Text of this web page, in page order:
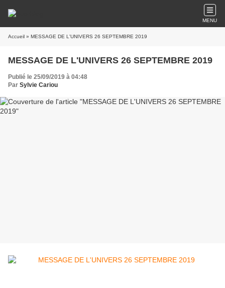
MENU
Accueil » MESSAGE DE L'UNIVERS 26 SEPTEMBRE 2019
MESSAGE DE L'UNIVERS 26 SEPTEMBRE 2019
Publié le 25/09/2019 à 04:48
Par Sylvie Cariou